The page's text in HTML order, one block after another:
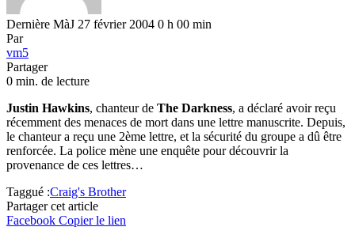
Dernière MàJ 27 février 2004 0 h 00 min
Par
vm5
Partager
0 min. de lecture
Justin Hawkins, chanteur de The Darkness, a déclaré avoir reçu
récemment des menaces de mort dans une lettre manuscrite. Depuis,
le chanteur a reçu une 2ème lettre, et la sécurité du groupe a dû être
renforcée. La police mène une enquête pour découvrir la
provenance de ces lettres…
Taggué :Craig's Brother
Partager cet article
Facebook Copier le lien